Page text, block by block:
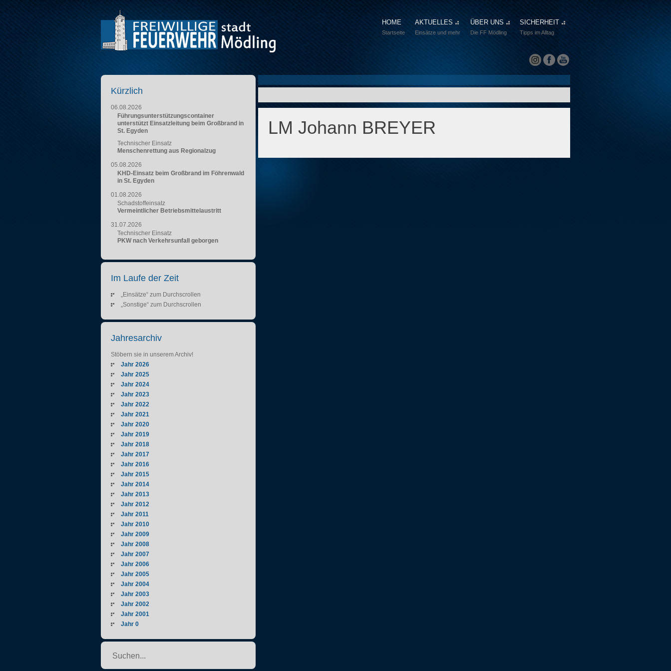
HOME
Startseite
AKTUELLES
Einsätze und mehr
ÜBER UNS
Die FF Mödling
SICHERHEIT
Tipps im Alltag
LM Johann BREYER
Kürzlich
06.08.2026
Führungsunterstützungscontainer
unterstützt Einsatzleitung beim Großbrand in
St. Egyden
Technischer Einsatz
Menschenrettung aus Regionalzug
05.08.2026
KHD-Einsatz beim Großbrand im Föhrenwald
in St. Egyden
01.08.2026
Schadstoffeinsatz
Vermeintlicher Betriebsmittelaustritt
31.07.2026
Technischer Einsatz
PKW nach Verkehrsunfall geborgen
Im Laufe der Zeit
„Einsätze“ zum Durchscrollen
„Sonstige“ zum Durchscrollen
Jahresarchiv
Stöbern sie in unserem Archiv!
Jahr 2026
Jahr 2025
Jahr 2024
Jahr 2023
Jahr 2022
Jahr 2021
Jahr 2020
Jahr 2019
Jahr 2018
Jahr 2017
Jahr 2016
Jahr 2015
Jahr 2014
Jahr 2013
Jahr 2012
Jahr 2011
Jahr 2010
Jahr 2009
Jahr 2008
Jahr 2007
Jahr 2006
Jahr 2005
Jahr 2004
Jahr 2003
Jahr 2002
Jahr 2001
Jahr 0